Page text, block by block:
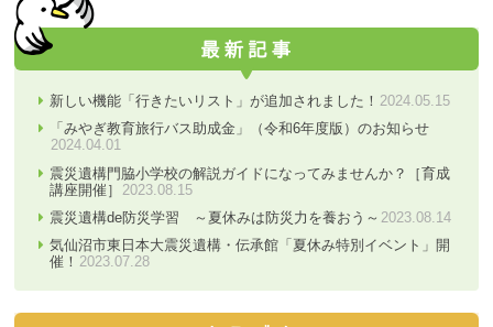
新しい機能「行きたいリスト」が追加されました！ 2024.05.15
「みやぎ教育旅行バス助成金」（令和6年度版）のお知らせ
2024.04.01
震災遺構門脇小学校の解説ガイドになってみませんか？［育成
講座開催］
2023.08.15
震災遺構de防災学習 ～夏休みは防災力を養おう～ 2023.08.14
気仙沼市東日本大震災遺構・伝承館「夏休み特別イベント」開
催！ 2023.07.28